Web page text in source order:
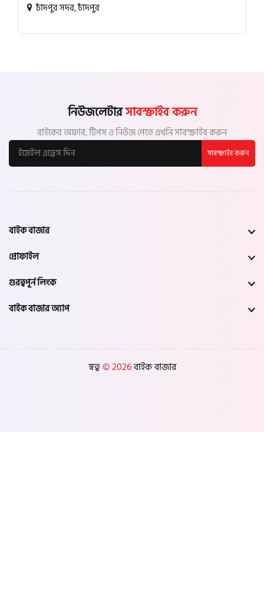
চাঁদপুর সদর, চাঁদপুর
নিউজলেটারসাবস্ক্রাইব করুন
বাইকের অফার, টিপস ও নিউজ পেতে এখনি সাবস্ক্রাইব করুন
সাবস্ক্রাইব করুন
বাইক বাজার
প্রোফাইল
গুরত্বপূর্ন লিংক
বাইক বাজার অ্যাপ
স্বত্ব© 2026বাইক বাজার